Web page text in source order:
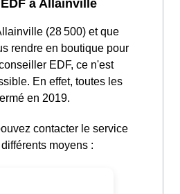
à Allainville
(28 500) et que
rendre en boutique pour
EDF, ce n'est
En effet, toutes les
en 2019.
contacter le service
moyens :